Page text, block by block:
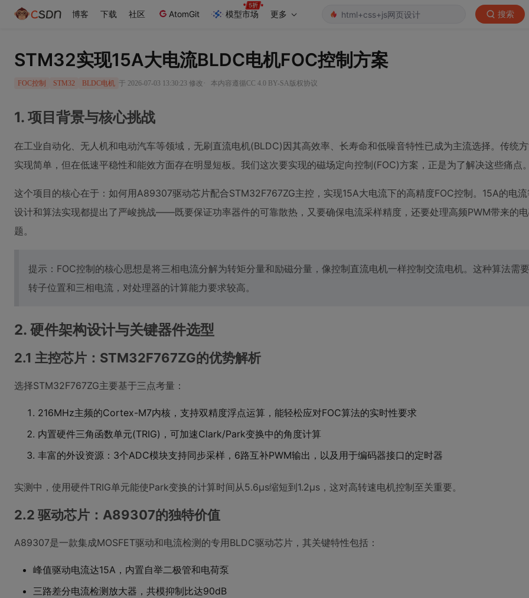
博客 下载 社区 AtomGit 模型市场 更多 搜索
STM32实现15A大电流BLDC电机FOC控制方案
FOC控制 STM32 BLDC电机 于 2026-07-03 13:30:23 修改 · 本内容遵循CC 4.0 BY-SA版权协议
1. 项目背景与核心挑战
在工业自动化、无人机和电动汽车等领域，无刷直流电机(BLDC)因其高效率、长寿命和低噪音特性已成为主流选择。传统
实现简单，但在低速平稳性和能效方面存在明显短板。我们这次要实现的磁场定向控制(FOC)方案，正是为了解决这些痛点
这个项目的核心在于：如何用A89307驱动芯片配合STM32F767ZG主控，实现15A大电流下的高精度FOC控制。15A的电
设计和算法实现都提出了严峻挑战——既要保证功率器件的可靠散热，又要确保电流采样精度，还要处理高频PWM带来的
题。
提示：FOC控制的核心思想是将三相电流分解为转矩分量和励磁分量，像控制直流电机一样控制交流电机。这种算法需
转子位置和三相电流，对处理器的计算能力要求较高。
2. 硬件架构设计与关键器件选型
2.1 主控芯片：STM32F767ZG的优势解析
选择STM32F767ZG主要基于三点考量：
216MHz主频的Cortex-M7内核，支持双精度浮点运算，能轻松应对FOC算法的实时性要求
内置硬件三角函数单元(TRIG)，可加速Clark/Park变换中的角度计算
丰富的外设资源：3个ADC模块支持同步采样，6路互补PWM输出，以及用于编码器接口的定时器
实测中，使用硬件TRIG单元能使Park变换的计算时间从5.6μs缩短到1.2μs，这对高转速电机控制至关重要。
2.2 驱动芯片：A89307的独特价值
A89307是一款集成MOSFET驱动和电流检测的专用BLDC驱动芯片，其关键特性包括：
峰值驱动电流达15A，内置自举二极管和电荷泵
三路差分电流检测放大器，共模抑制比达90dB